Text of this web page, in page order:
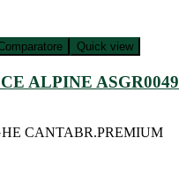
Quick view
ALPINE ASGR0049